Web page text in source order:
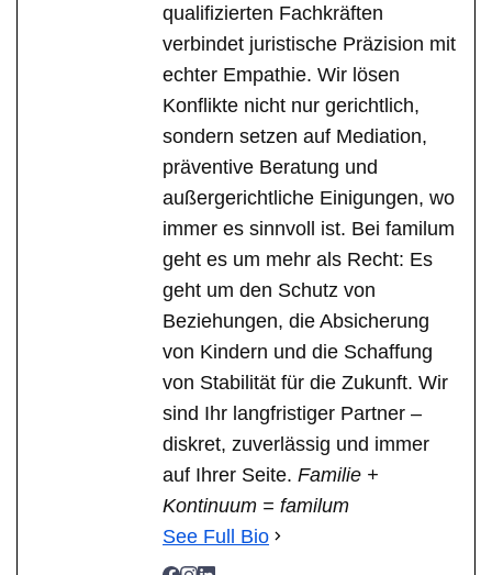
qualifizierten Fachkräften
verbindet juristische Präzision mit
echter Empathie. Wir lösen
Konflikte nicht nur gerichtlich,
sondern setzen auf Mediation,
präventive Beratung und
außergerichtliche Einigungen, wo
immer es sinnvoll ist. Bei familum
geht es um mehr als Recht: Es
geht um den Schutz von
Beziehungen, die Absicherung
von Kindern und die Schaffung
von Stabilität für die Zukunft. Wir
sind Ihr langfristiger Partner –
diskret, zuverlässig und immer
auf Ihrer Seite. Familie +
Kontinuum = familum
See Full Bio